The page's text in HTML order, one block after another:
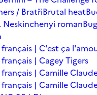
/ BratřiBrutal heat
Neskinchenyi roman
| C'est ça
| Cagey Tigers
| Camille
| Camille